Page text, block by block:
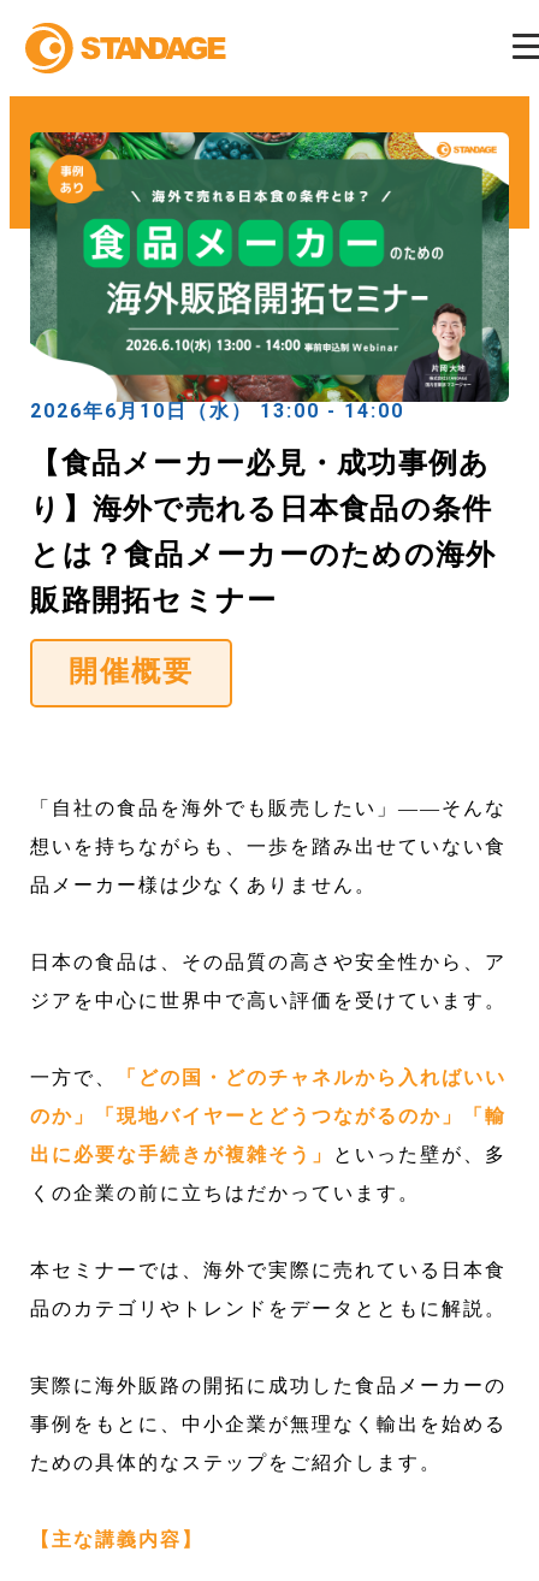
2026年6月10日（水） 13:00 - 14:00
【食品メーカー必見・成功事例あ
り】海外で売れる日本食品の条件
とは？食品メーカーのための海外
販路開拓セミナー
開催概要
「自社の食品を海外でも販売したい」――そんな
想いを持ちながらも、一歩を踏み出せていない食
品メーカー様は少なくありません。
日本の食品は、その品質の高さや安全性から、ア
ジアを中心に世界中で高い評価を受けています。
一方で、
「どの国・どのチャネルから入ればいい
のか」「現地バイヤーとどうつながるのか」「輸
出に必要な手続きが複雑そう」
といった壁が、多
くの企業の前に立ちはだかっています。
本セミナーでは、海外で実際に売れている日本食
品のカテゴリやトレンドをデータとともに解説。
実際に海外販路の開拓に成功した食品メーカーの
事例をもとに、中小企業が無理なく輸出を始める
ための具体的なステップをご紹介します。
【主な講義内容】